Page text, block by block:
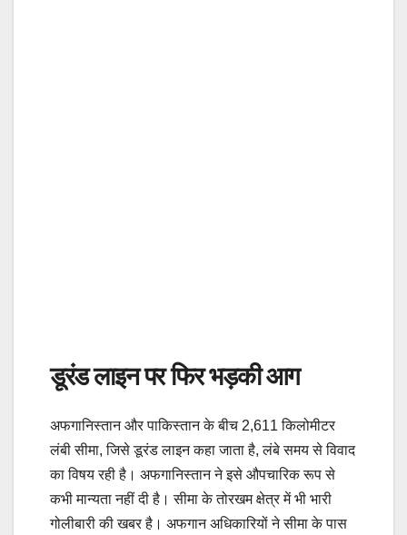
डूरंड लाइन पर फिर भड़की आग
अफगानिस्तान और पाकिस्तान के बीच 2,611 किलोमीटर
लंबी सीमा, जिसे डूरंड लाइन कहा जाता है, लंबे समय से विवाद
का विषय रही है। अफगानिस्तान ने इसे औपचारिक रूप से
कभी मान्यता नहीं दी है। सीमा के तोरखम क्षेत्र में भी भारी
गोलीबारी की खबर है। अफगान अधिकारियों ने सीमा के पास